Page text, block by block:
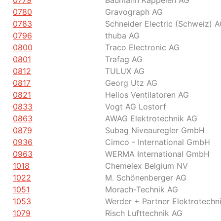
0780
Gravograph AG
0783
Schneider Electric (Schweiz)
0796
thuba AG
0800
Traco Electronic AG
0801
Trafag AG
0812
TULUX AG
0817
Georg Utz AG
0821
Helios Ventilatoren AG
0833
Vogt AG Lostorf
0863
AWAG Elektrotechnik AG
0879
Subag Niveauregler GmbH
0936
Cimco - International GmbH
0963
WERMA International GmbH
1018
Chemelex Belgium NV
1022
M. Schönenberger AG
1051
Morach-Technik AG
1053
Werder + Partner
1079
Risch Lufttechnik AG